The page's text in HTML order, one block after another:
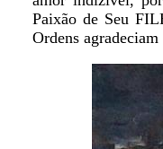
Paixão de Seu
Ordens